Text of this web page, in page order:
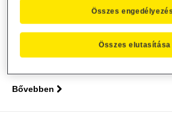
Tájékoztatás a Raiffeisen
"D"...
general 2022. március 2.
Bővebben
Összes elutasítása
Összes